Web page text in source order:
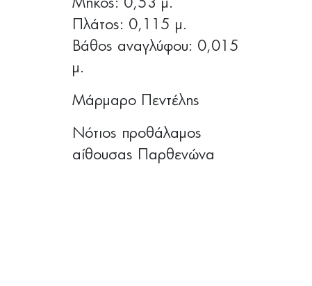
Μήκος: 0,53 μ.
Πλάτος: 0,115 μ.
Βάθος αναγλύφου: 0,015
μ.
Μάρμαρο Πεντέλης
Νότιος προθάλαμος
αίθουσας Παρθενώνα